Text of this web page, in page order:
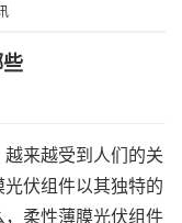
来越受到人们的关
伏组件以其独特的
柔性薄膜光伏组件